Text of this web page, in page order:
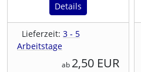
Details
Lieferzeit: 3 - 5
Arbeitstage
ab 2,50 EUR